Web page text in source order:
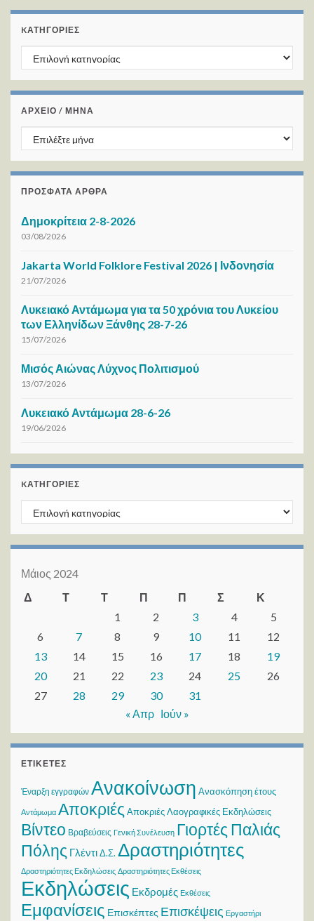
KΑΤΗΓΟΡΊΕΣ
Kατηγορίες
ΑΡΧΕΙΟ / ΜΗΝΑ
ΑΡΧΕΙΟ / ΜΗΝΑ
ΠΡΌΣΦΑΤΑ ΆΡΘΡΑ
Δημοκρίτεια 2-8-2026
03/08/2026
Jakarta World Folklore Festival 2026 | Ινδονησία
21/07/2026
Λυκειακό Αντάμωμα για τα 50 χρόνια του Λυκείου
των Ελληνίδων Ξάνθης 28-7-26
15/07/2026
Μισός Αιώνας Λύχνος Πολιτισμού
13/07/2026
Λυκειακό Αντάμωμα 28-6-26
19/06/2026
KΑΤΗΓΟΡΊΕΣ
Kατηγορίες
Μάιος 2024
Δ
Τ Τ Π Π Σ
Κ
1
2 3 4
5
6
7 8 9 10 11
12
13
14 15 16 17 18
19
20
21 22 23 24 25
26
27
28 29 30
31
« Απρ Ιούν »
ΕΤΙΚΈΤΕΣ
Έναρξη εγγραφών Ανακοίνωση Ανασκόπηση έτους
Αντάμωμα Αποκριές Αποκριές Λαογραφικές Εκδηλώσεις
Βίντεο Βραβεύσεις Γενική Συνέλευση Γιορτές Παλιάς
Πόλης ΓλέντιΔ.Σ.Δραστηριότητες
Δραστηριότητες Εκδηλώσεις Δραστηριότητες Εκθέσεις
Εκδηλώσεις Εκδρομές Εκθέσεις
Εμφανίσεις Επισκέπτες Επισκέψεις Εργαστήρι